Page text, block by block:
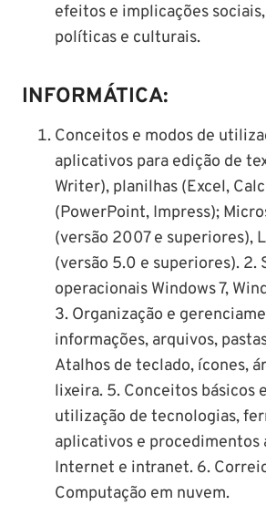
efeitos e implicações
políticas e culturais.
INFORMÁTICA:
Conceitos e modos de
aplicativos para edição de
Writer), planilhas (Excel,
(PowerPoint, Impress);
(versão 2007 e superiores),
(versão 5.0 e superiores). 2.
operacionais Windows 7,
3. Organização e
informações, arquivos,
Atalhos de teclado, ícones,
lixeira. 5. Conceitos básicos
utilização de tecnologias,
aplicativos e procedimentos
Internet e intranet. 6.
Computação em nuvem.